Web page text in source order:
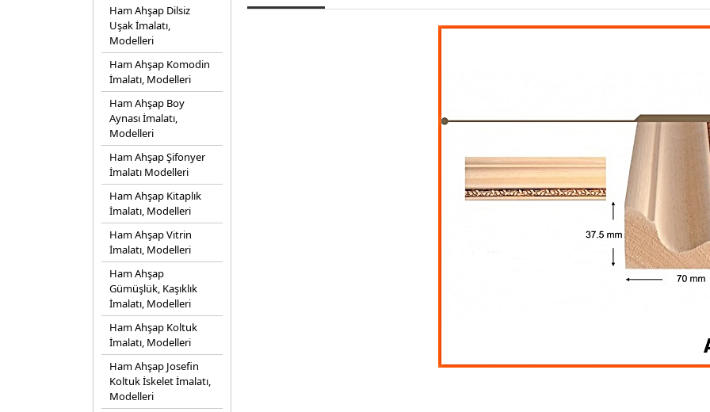
Ham Ahşap Dilsiz
Uşak İmalatı,
Modelleri
Ham Ahşap Komodin
İmalatı, Modelleri
Ham Ahşap Boy
Aynası İmalatı,
Modelleri
Ham Ahşap Şifonyer
İmalatı Modelleri
Ham Ahşap Kitaplık
İmalatı, Modelleri
Ham Ahşap Vitrin
İmalatı, Modelleri
Ham Ahşap
Gümüşlük, Kaşıklık
İmalatı, Modelleri
Ham Ahşap Koltuk
İmalatı, Modelleri
Ham Ahşap Josefin
Koltuk İskelet İmalatı,
Modelleri